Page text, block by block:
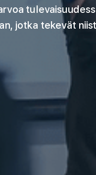
jotka tekevät